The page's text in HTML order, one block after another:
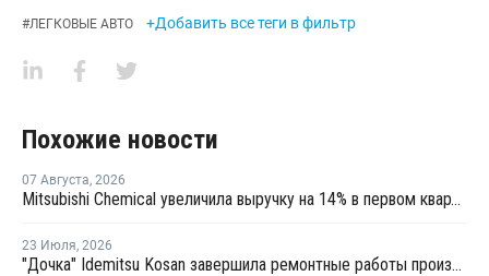
#ЛЕГКОВЫЕ АВТО +Добавить все теги в фильтр
Похожие новости
07 Августа, 2026
Mitsubishi Chemical увеличила выручку на 14% в первом квартале японского финансового года
23 Июля, 2026
"Дочка" Idemitsu Kosan завершила ремонтные работы производства ПС в Пасир-Гуданге